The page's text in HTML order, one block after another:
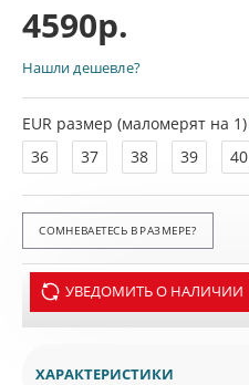
4590р.
EUR размер (маломерят на 1)
36
37 38 39 40
УВЕДОМИТЬ О НАЛИЧИИ
Нашли дешевле?
ХАРАКТЕРИСТИКИ
СОМНЕВАЕТЕСЬ В РАЗМЕРЕ?